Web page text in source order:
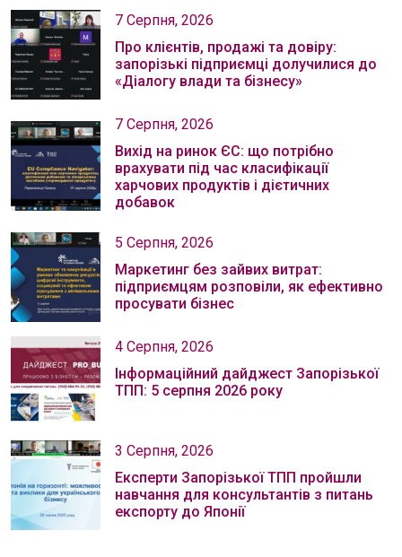
7 Серпня, 2026
Про клієнтів, продажі та довіру:
запорізькі підприємці долучилися до
«Діалогу влади та бізнесу»
7 Серпня, 2026
Вихід на ринок ЄС: що потрібно
врахувати під час класифікації
харчових продуктів і дієтичних
добавок
5 Серпня, 2026
Маркетинг без зайвих витрат:
підприємцям розповіли, як ефективно
просувати бізнес
4 Серпня, 2026
Інформаційний дайджест Запорізької
ТПП: 5 серпня 2026 року
3 Серпня, 2026
Експерти Запорізької ТПП пройшли
навчання для консультантів з питань
експорту до Японії